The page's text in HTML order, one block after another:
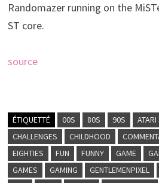
Randomazer running on the
ST core.
source
ÉTIQUETTÉ 00S 80S 90S ATARI
CHALLENGES
CHILDHOOD
EIGHTIES
FUN FUNNY GAME
GAMES
GAMING GENTLEMENPIXEL